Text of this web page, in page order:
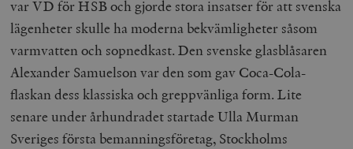
var VD för HSB och gjorde stora insatser för att svenska
lägenheter skulle ha moderna bekvämligheter såsom
varmvatten och sopnedkast. Den svenske glasblåsaren
Alexander Samuelson var den som gav Coca-Cola-
flaskan dess klassiska och greppvänliga form. Lite
senare under århundradet startade Ulla Murman
Sveriges första bemanningsföretag, Stockholms